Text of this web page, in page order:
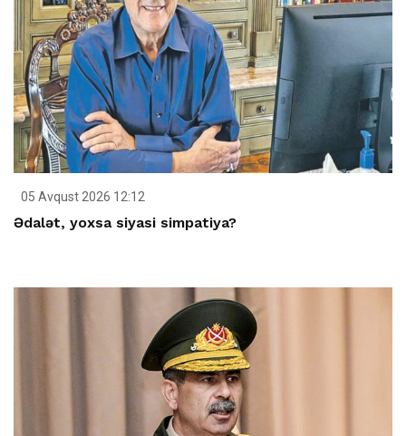
05 Avqust 2026 12:12
Ədalət, yoxsa siyasi simpatiya?